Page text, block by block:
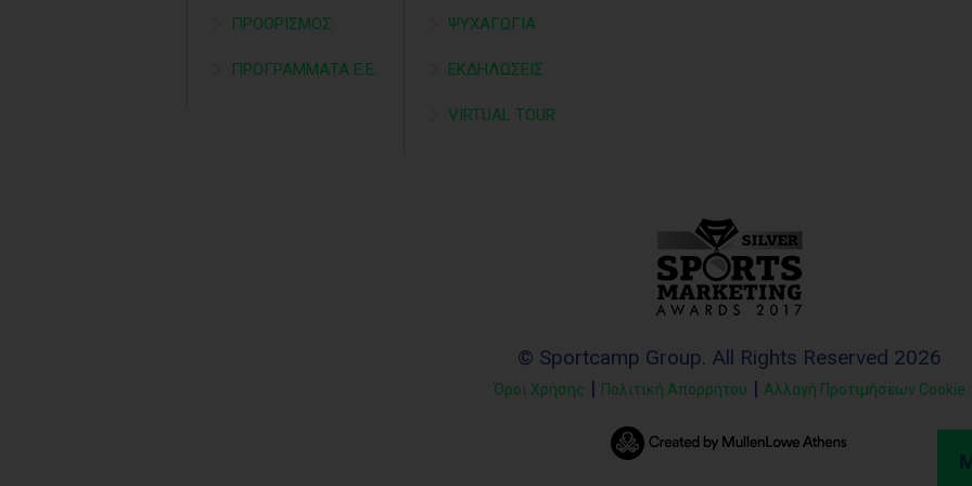
ΠΡΟΟΡΙΣΜΟΣ
ΠΡΟΓΡΑΜΜΑΤΑ Ε.Ε.
ΨΥΧΑΓΩΓΙΑ
ΕΚΔΗΛΩΣΕΙΣ
VIRTUAL TOUR
© Sportcamp Group. All Rights Reserved 2026
Όροι Χρήσης | Πολιτική Απορρήτου | Αλλαγή Προτιμήσεων Cookie